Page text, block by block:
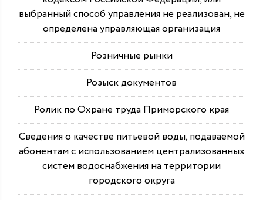
выбранный способ управления не реализован, не
определена управляющая организация
Розничные рынки
Розыск документов
Ролик по Охране труда Приморского края
Сведения о качестве питьевой воды, подаваемой
абонентам с использованием централизованных
систем водоснабжения на территории
городского округа